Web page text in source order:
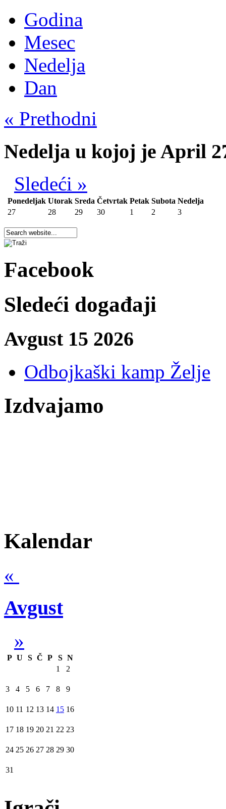
Godina
Mesec
Nedelja
Dan
« Prethodni
Nedelja u kojoj je April
Sledeći »
Ponedeljak Utorak Sreda Četvrtak Petak Subota Nedelja
27
28 29 30 1 2 3
Facebook
Sledeći događaji
Avgust 15 2026
Odbojkaški kamp Želje
Izdvajamo
Kalendar
«
Avgust
»
P U S Č P S N
1
2
3 4 5 6 7 8 9
10 11 12 13 14 15 16
17 18 19 20 21 22 23
24 25 26 27 28 29 30
31